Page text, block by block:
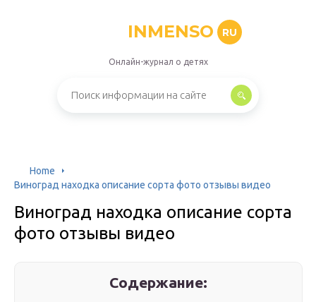
INMENSO RU
Онлайн-журнал о детях
Home
Виноград находка описание сорта фото отзывы видео
Виноград находка описание сорта
фото отзывы видео
Содержание: